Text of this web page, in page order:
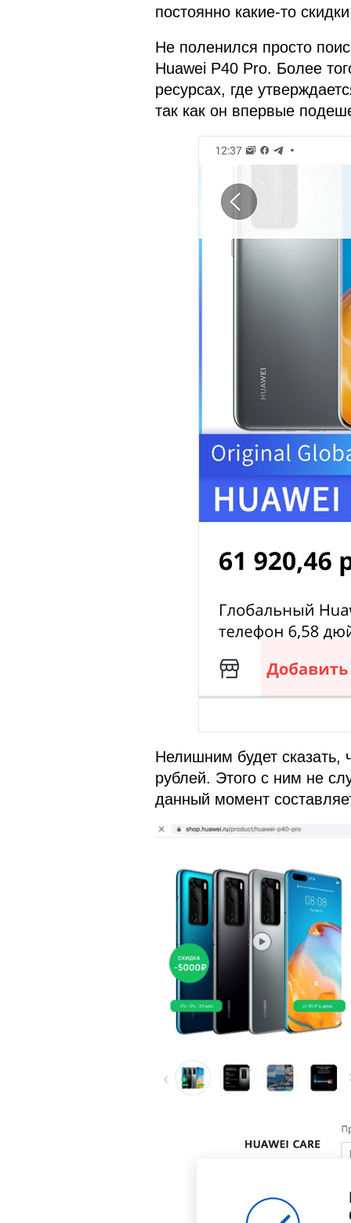
постоянно какие-то
Не поленился просто
Huawei P40 Pro. Более
ресурсах, где
так как он впервые
Нелишним будет сказать,
рублей. Этого с ним не
данный момент